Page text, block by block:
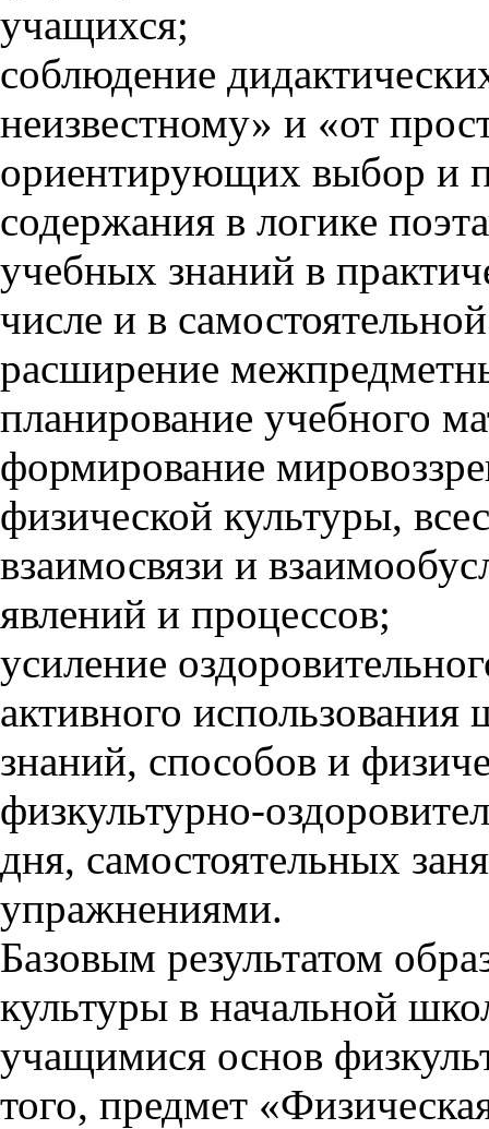
учащихся;
соблюдение
неизвестному» и «от
ориентирующих выбор и
содержания в логике
учебных знаний в
числе и в
расширение
планирование учебного
формирование
физической культуры,
взаимосвязи и
явлений и процессов;
усиление
активного
знаний, способов и
физкультурно-
дня, самостоятельных
упражнениями.
Базовым результатом
культуры в начальной
учащимися основ
того, предмет